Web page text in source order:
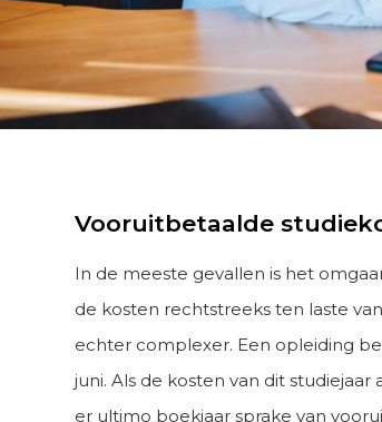
Vooruitbetaalde
In de meeste gevallen is het
de kosten rechtstreeks ten laste
echter complexer. Een opleiding
juni. Als de kosten van dit
er ultimo boekjaar sprake van